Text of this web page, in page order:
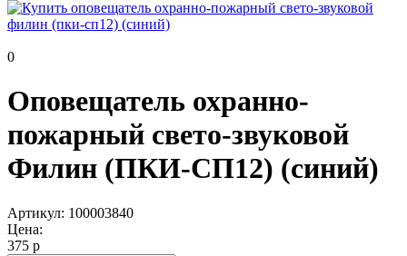
0
Оповещатель охранно-
пожарный свето-звуковой
Филин (ПКИ-СП12) (синий)
Артикул: 100003840
Цена:
375 р